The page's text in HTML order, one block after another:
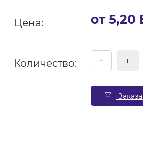
Цена: от 5,20
Количество: -